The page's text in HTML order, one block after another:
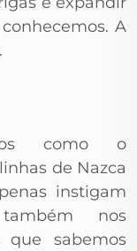
A
como o
de Nazca
instigam
nos
sabemos